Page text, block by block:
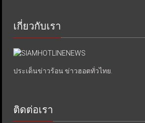
เกี่ยวกับเรา
ประเด็นข่าวร้อน ข่าวฮอตทั่วไทย.
ติดต่อเรา